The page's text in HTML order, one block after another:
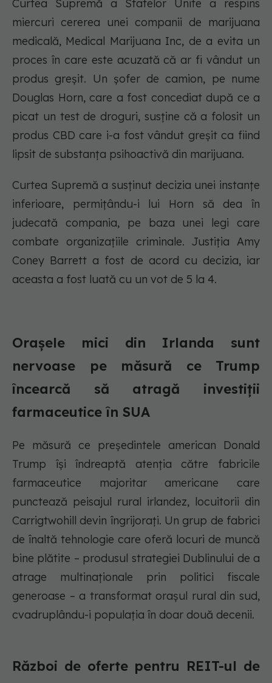
Curtea Supremă a Statelor Unite a respins
miercuri cererea unei companii de marijuana
medicală, Medical Marijuana Inc, de a evita un
proces în care este acuzată că ar fi vândut un
produs greșit. Un șofer de camion, pe nume
Douglas Horn, care a fost concediat după ce a
picat un test de droguri, susține că a folosit un
produs CBD care i-a fost vândut greșit ca fiind
lipsit de substanța psihoactivă din marijuana.
Curtea Supremă a susținut decizia unei instanțe
inferioare, permițându-i lui Horn să dea în
judecată compania, pe baza unei legi care
combate organizațiile criminale. Justiția Amy
Coney Barrett a fost de acord cu decizia, iar
aceasta a fost luată cu un vot de 5 la 4.
Orașele mici din Irlanda sunt
nervoase pe măsură ce Trump
încearcă să atragă investiții
farmaceutice în SUA
Pe măsură ce președintele american Donald
Trump își îndreaptă atenția către fabricile
farmaceutice majoritar americane care
punctează peisajul rural irlandez, locuitorii din
Carrigtwohill devin îngrijorați. Un grup de fabrici
de înaltă tehnologie care oferă locuri de muncă
bine plătite – produsul strategiei Dublinului de a
atrage multinaționale prin politici fiscale
generoase – a transformat orașul rural din sud,
cvadruplându-i populația în doar două decenii.
Război de oferte pentru REIT-ul de